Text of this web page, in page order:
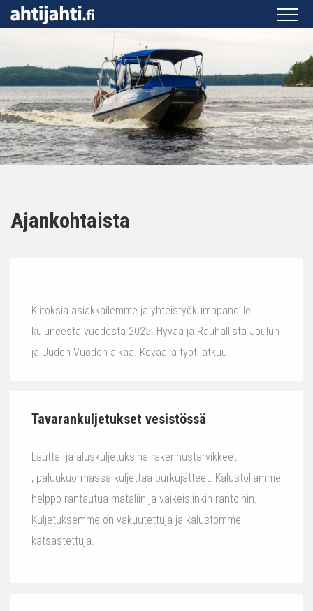
Ajankohtaista
Kiitoksia asiakkailemme ja yhteistyökumppaneille
kuluneesta vuodesta 2025. Hyvää ja Rauhallista Joulun
ja Uuden Vuoden aikaa. Keväällä työt jatkuu!
Tavarankuljetukset vesistössä
Lautta- ja aluskuljetuksina rakennustarvikkeet
, paluukuormassa kuljettaa purkujätteet. Kalustollamme
helppo rantautua mataliin ja vaikeisiinkin rantoihin.
Kuljetuksemme on vakuutettuja ja kalustomme
katsastettuja.